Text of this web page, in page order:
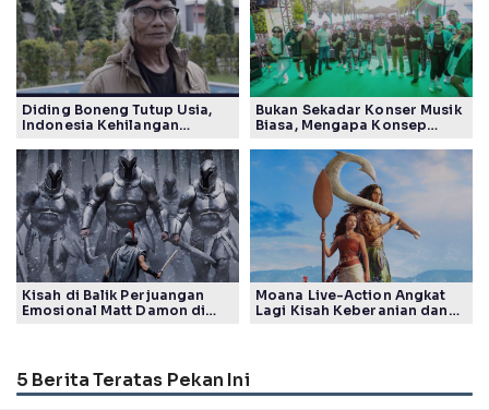
Diding Boneng Tutup Usia,
Indonesia Kehilangan
Generasi
Bukan Sekadar Konser Musik
Biasa, Mengapa Konsep
Tuai Pujian Banyak Pihak
Kisah di Balik Perjuangan
Emosional Matt Damon di
Moana Live-Action Angkat
Lagi Kisah Keberanian dan
5 Berita Teratas Pekan Ini